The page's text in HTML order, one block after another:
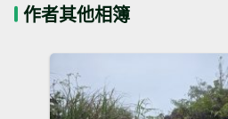
作者其他相簿